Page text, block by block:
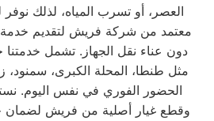
العصر، أو تسرب المياه، لذلك
معتمد من شركة فريش لتقديم
دون عناء نقل الجهاز. تشمل خدمتنا
مثل طنطا، المحلة الكبرى، سمنود،
الحضور الفوري في نفس اليوم.
وقطع غيار أصلية من فريش لضمان